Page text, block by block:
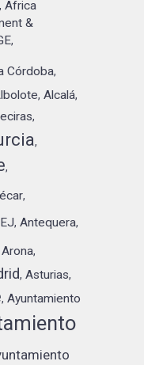
,Africa
&
,
Córdoba,
,Alcalá,
,
,
,
,
,Antequera,
Arona,
,Asturias,
,Ayuntamiento